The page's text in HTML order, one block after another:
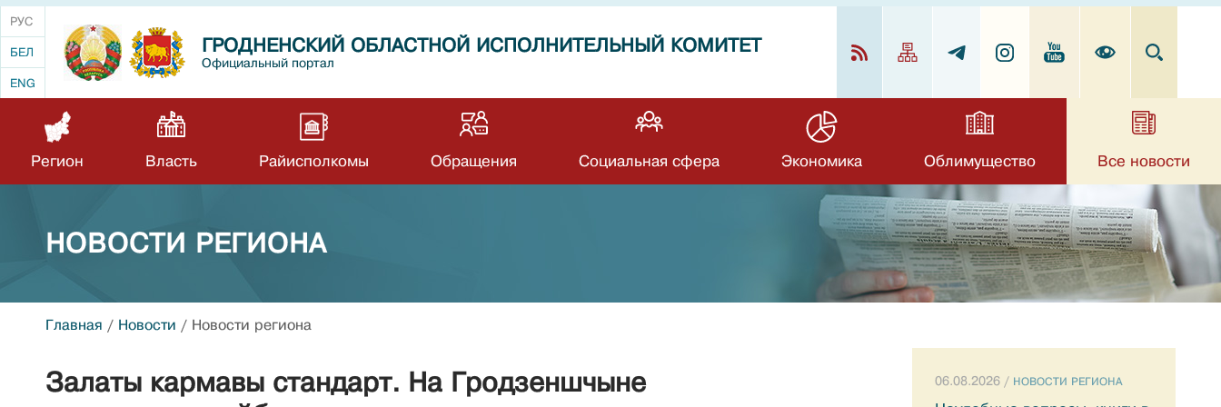
РУС
БЕЛ
ENG
ГРОДНЕНСКИЙ ОБЛАСТНОЙ ИСПОЛНИТЕЛЬНЫЙ КОМИТЕТ
Официальный портал
Регион Власть Райисполкомы Обращения Социальная сфера Экономика Облимущество Все новости
НОВОСТИ РЕГИОНА
Главная / Новости / Новости региона
Залаты кармавы стандарт. На Гродзеншчыне
06.08.2026 / НОВОСТИ РЕГИОНА